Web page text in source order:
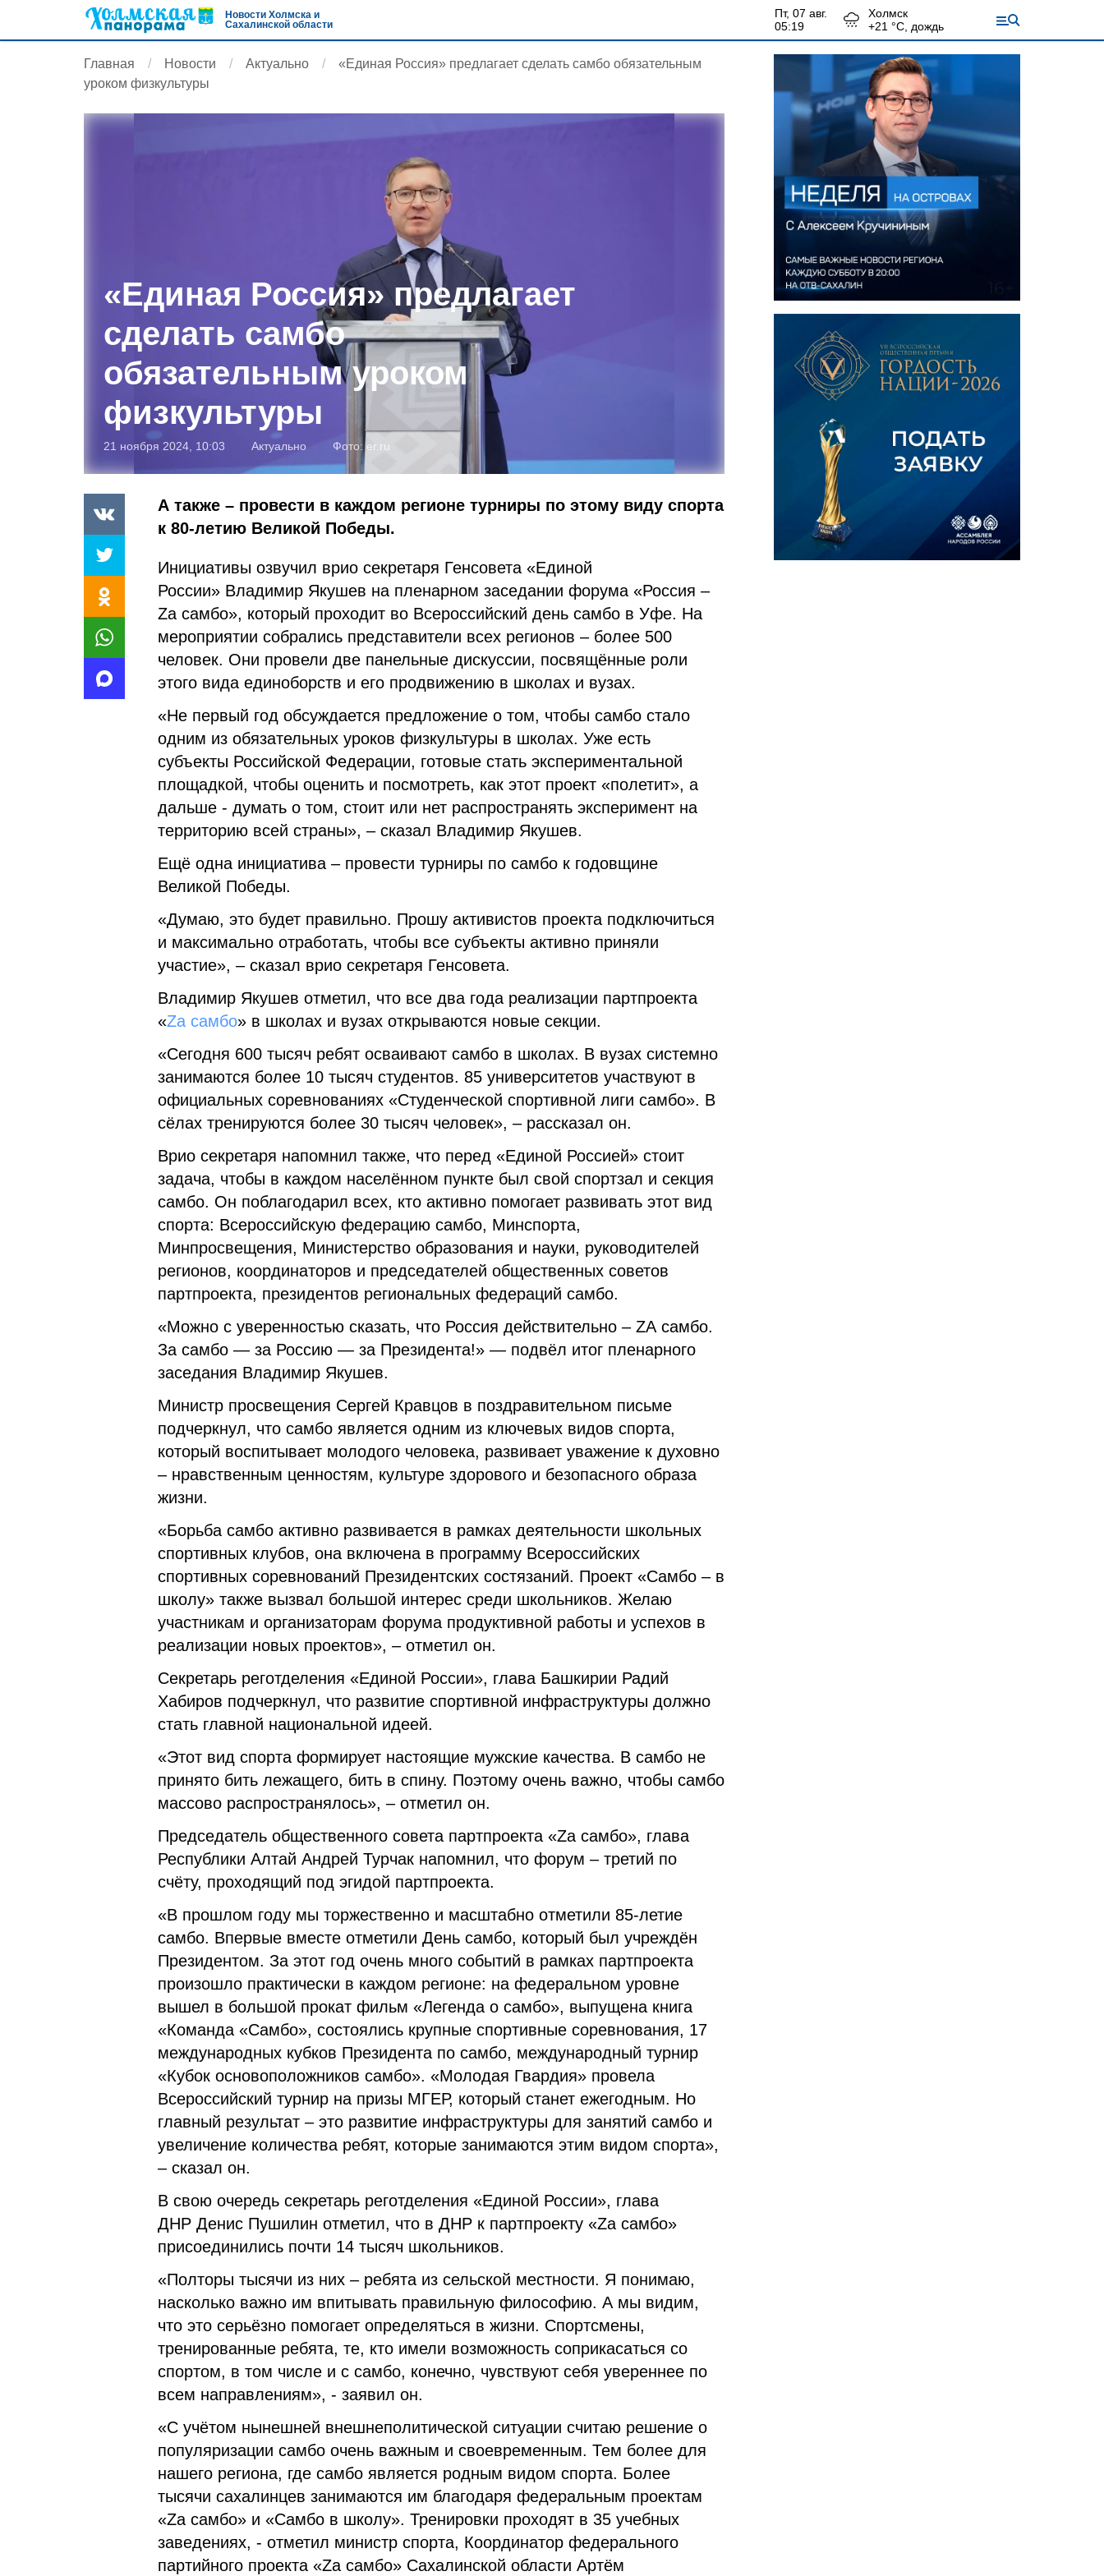
Новости Холмска и
Сахалинской области
пт, 07 авг.
05:19
Холмск
+21 °С, дождь
Главная Новости Актуально
«Единая Россия» предлагает сделать самбо обязательным
уроком физкультуры
«Единая Россия» предлагает
сделать самбо
обязательным уроком
физкультуры
21 ноября 2024, 10:03 Актуально Фото:er.ru
А также – провести в каждом регионе турниры по этому виду спорта
к 80-летию Великой Победы.
Инициативы озвучил врио секретаря Генсовета «Единой
России» Владимир Якушев на пленарном заседании форума «Россия –
Zа самбо», который проходит во Всероссийский день самбо в Уфе. На
мероприятии собрались представители всех регионов – более 500
человек. Они провели две панельные дискуссии, посвящённые роли
этого вида единоборств и его продвижению в школах и вузах.
«Не первый год обсуждается предложение о том, чтобы самбо стало
одним из обязательных уроков физкультуры в школах. Уже есть
субъекты Российской Федерации, готовые стать экспериментальной
площадкой, чтобы оценить и посмотреть, как этот проект «полетит», а
дальше - думать о том, стоит или нет распространять эксперимент на
территорию всей страны», – сказал Владимир Якушев.
Ещё одна инициатива – провести турниры по самбо к годовщине
Великой Победы.
«Думаю, это будет правильно. Прошу активистов проекта подключиться
и максимально отработать, чтобы все субъекты активно приняли
участие», – сказал врио секретаря Генсовета.
Владимир Якушев отметил, что все два года реализации партпроекта
«Zа самбо» в школах и вузах открываются новые секции.
«Сегодня 600 тысяч ребят осваивают самбо в школах. В вузах системно
занимаются более 10 тысяч студентов. 85 университетов участвуют в
официальных соревнованиях «Студенческой спортивной лиги самбо». В
сёлах тренируются более 30 тысяч человек», – рассказал он.
Врио секретаря напомнил также, что перед «Единой Россией» стоит
задача, чтобы в каждом населённом пункте был свой спортзал и секция
самбо. Он поблагодарил всех, кто активно помогает развивать этот вид
спорта: Всероссийскую федерацию самбо, Минспорта,
Минпросвещения, Министерство образования и науки, руководителей
регионов, координаторов и председателей общественных советов
партпроекта, президентов региональных федераций самбо.
«Можно с уверенностью сказать, что Россия действительно – ZА самбо.
За самбо — за Россию — за Президента!» — подвёл итог пленарного
заседания Владимир Якушев.
Министр просвещения Сергей Кравцов в поздравительном письме
подчеркнул, что самбо является одним из ключевых видов спорта,
который воспитывает молодого человека, развивает уважение к духовно
– нравственным ценностям, культуре здорового и безопасного образа
жизни.
«Борьба самбо активно развивается в рамках деятельности школьных
спортивных клубов, она включена в программу Всероссийских
спортивных соревнований Президентских состязаний. Проект «Самбо – в
школу» также вызвал большой интерес среди школьников. Желаю
участникам и организаторам форума продуктивной работы и успехов в
реализации новых проектов», – отметил он.
Секретарь реготделения «Единой России», глава Башкирии Радий
Хабиров подчеркнул, что развитие спортивной инфраструктуры должно
стать главной национальной идеей.
«Этот вид спорта формирует настоящие мужские качества. В самбо не
принято бить лежащего, бить в спину. Поэтому очень важно, чтобы самбо
массово распространялось», – отметил он.
Председатель общественного совета партпроекта «Zа самбо», глава
Республики Алтай Андрей Турчак напомнил, что форум – третий по
счёту, проходящий под эгидой партпроекта.
«В прошлом году мы торжественно и масштабно отметили 85-летие
самбо. Впервые вместе отметили День самбо, который был учреждён
Президентом. За этот год очень много событий в рамках партпроекта
произошло практически в каждом регионе: на федеральном уровне
вышел в большой прокат фильм «Легенда о самбо», выпущена книга
«Команда «Самбо», состоялись крупные спортивные соревнования, 17
международных кубков Президента по самбо, международный турнир
«Кубок основоположников самбо». «Молодая Гвардия» провела
Всероссийский турнир на призы МГЕР, который станет ежегодным. Но
главный результат – это развитие инфраструктуры для занятий самбо и
увеличение количества ребят, которые занимаются этим видом спорта»,
– сказал он.
В свою очередь секретарь реготделения «Единой России», глава
ДНР Денис Пушилин отметил, что в ДНР к партпроекту «Zа самбо»
присоединились почти 14 тысяч школьников.
«Полторы тысячи из них – ребята из сельской местности. Я понимаю,
насколько важно им впитывать правильную философию. А мы видим,
что это серьёзно помогает определяться в жизни. Спортсмены,
тренированные ребята, те, кто имели возможность соприкасаться со
спортом, в том числе и с самбо, конечно, чувствуют себя увереннее по
всем направлениям», - заявил он.
«С учётом нынешней внешнеполитической ситуации считаю решение о
популяризации самбо очень важным и своевременным. Тем более для
нашего региона, где самбо является родным видом спорта. Более
тысячи сахалинцев занимаются им благодаря федеральным проектам
«Za самбо» и «Самбо в школу». Тренировки проходят в 35 учебных
заведениях, - отметил министр спорта, Координатор федерального
партийного проекта «Za самбо» Сахалинской области Артём